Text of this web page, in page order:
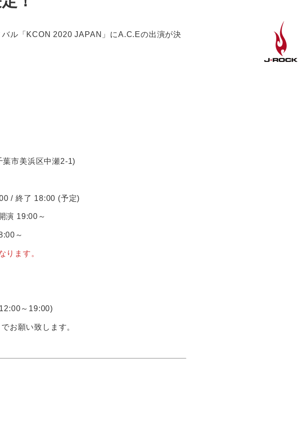
ル「KCON 2020 JAPAN」にA.C.Eの出演が決
市美浜区中瀬2-1)
/ 終了 18:00 (予定)
演 19:00～
～
ります。
～19:00)
お願い致します。